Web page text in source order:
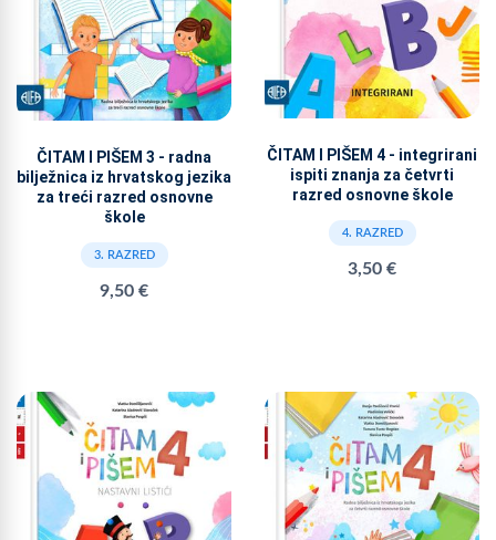
ČITAM I PIŠEM 3 - radna
bilježnica iz hrvatskog jezika
za treći razred osnovne
škole
3. RAZRED
9,50 €
ČITAM I PIŠEM 4 - integrirani
ispiti znanja za četvrti
razred osnovne škole
4. RAZRED
3,50 €